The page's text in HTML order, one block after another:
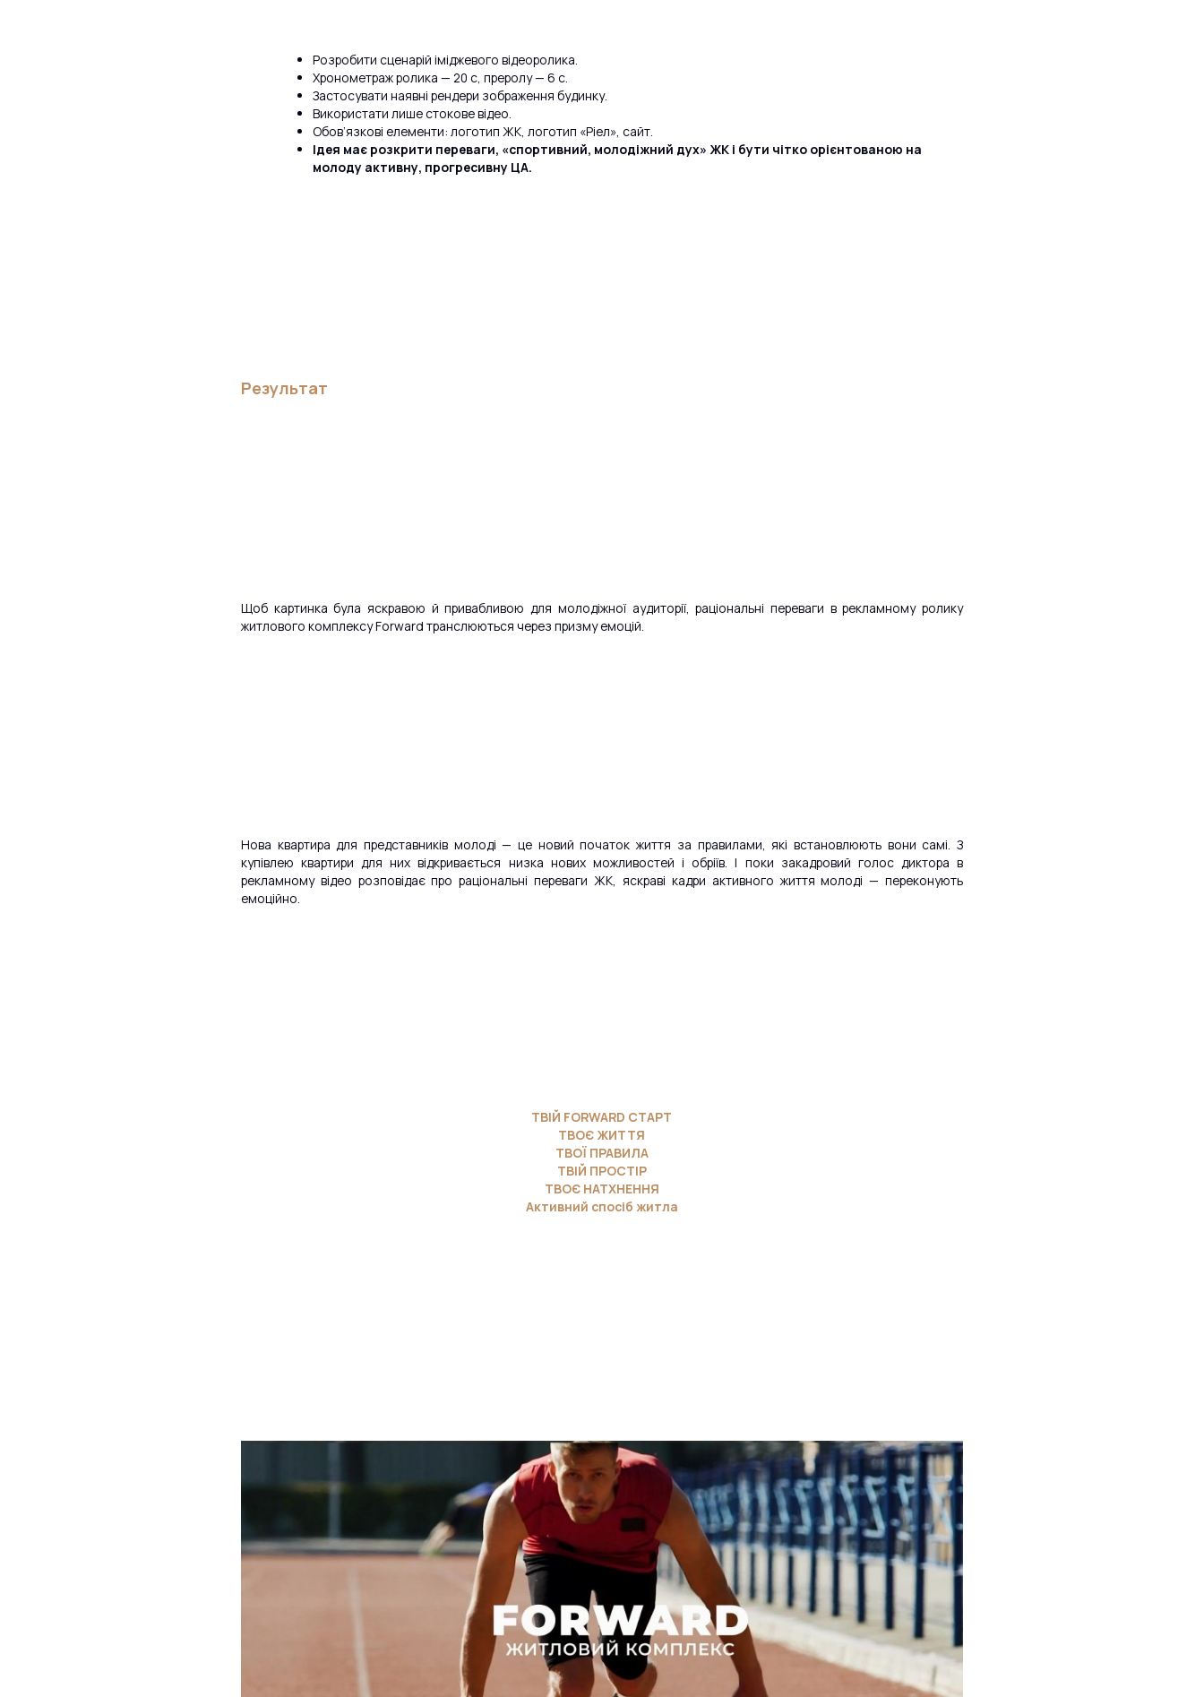
Розробити сценарій іміджевого відеоролика.
Хронометраж ролика — 20 с, преролу — 6 с.
Застосувати наявні рендери зображення будинку.
Використати лише стокове відео.
Обов’язкові елементи: логотип ЖК, логотип «Ріел», сайт.
Ідея має розкрити переваги, «спортивний, молодіжний дух» ЖК і бути чітко орієнтованою на
молоду активну, прогресивну ЦА.
Результат
Щоб картинка була яскравою й привабливою для молодіжної аудиторії, раціональні переваги в рекламному ролику
житлового комплексу Forward транслюються через призму емоцій.
Нова квартира для представників молоді — це новий початок життя за правилами, які встановлюють вони самі. З
купівлею квартири для них відкривається низка нових можливостей і обріїв. І поки закадровий голос диктора в
рекламному відео розповідає про раціональні переваги ЖК, яскраві кадри активного життя молоді — переконують
емоційно.
ТВІЙ FORWARD СТАРТ
ТВОЄ ЖИТТЯ
ТВОЇ ПРАВИЛА
ТВІЙ ПРОСТІР
ТВОЄ НАТХНЕННЯ
Активний спосіб житла